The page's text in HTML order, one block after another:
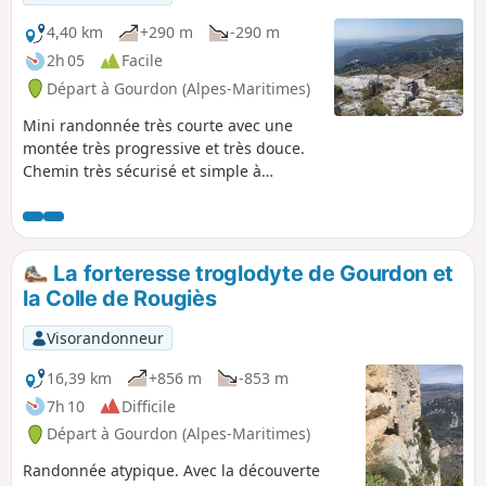
randonnée.
4,40 km
+290 m
-290 m
2h 05
Facile
Départ à Gourdon (Alpes-Maritimes)
Mini randonnée très courte avec une
montée très progressive et très douce.
Chemin très sécurisé et simple à
avec une vue panoramique.
La forteresse troglodyte de Gourdon et
la Colle de Rougiès
Visorandonneur
16,39 km
+856 m
-853 m
7h 10
Difficile
Départ à Gourdon (Alpes-Maritimes)
Randonnée atypique. Avec la découverte